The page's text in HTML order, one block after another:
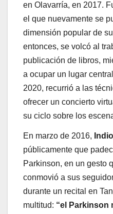
en Olavarría, en 2017.
el que nuevamente se
dimensión popular de
entonces, se volcó al
publicación de libros,
a ocupar un lugar
2020, recurrió a las
ofrecer un concierto
su ciclo sobre los
En marzo de 2016,
públicamente que
Parkinson, en un gesto
conmovió a sus
durante un recital en
multitud: “el Parkinson